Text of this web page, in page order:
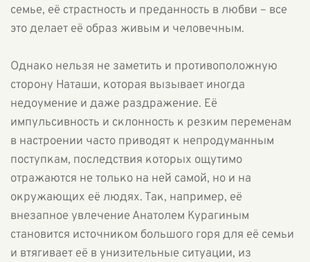
семье, её страстность и преданность в любви – все
это делает её образ живым и человечным.
Однако нельзя не заметить и противоположную
сторону Наташи, которая вызывает иногда
недоумение и даже раздражение. Её
импульсивность и склонность к резким переменам
в настроении часто приводят к непродуманным
поступкам, последствия которых ощутимо
отражаются не только на ней самой, но и на
окружающих её людях. Так, например, её
внезапное увлечение Анатолем Курагиным
становится источником большого горя для её семьи
и втягивает её в унизительные ситуации, из